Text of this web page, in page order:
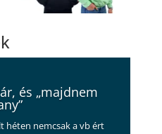
és „majdnem
héten nemcsak a vb ért